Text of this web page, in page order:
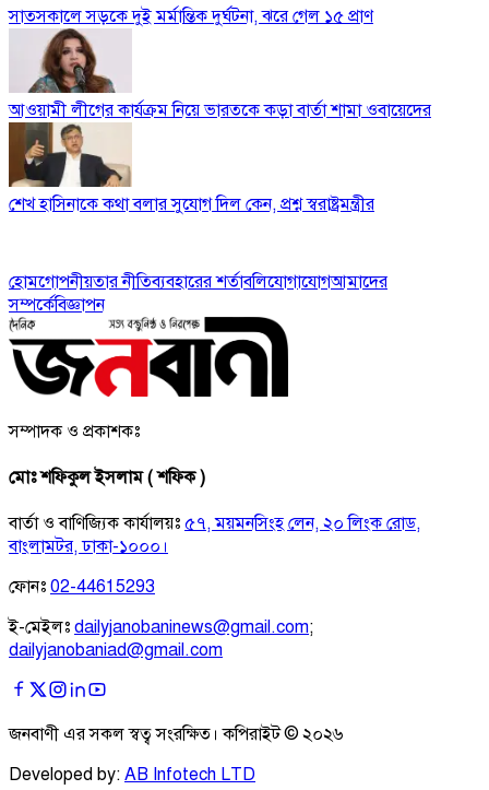
সাতসকালে সড়কে দুই মর্মান্তিক দুর্ঘটনা, ঝরে গেল ১৫ প্রাণ
আওয়ামী লীগের কার্যক্রম নিয়ে ভারতকে কড়া বার্তা শামা ওবায়েদের
শেখ হাসিনাকে কথা বলার সুযোগ দিল কেন, প্রশ্ন স্বরাষ্ট্রমন্ত্রীর
হোমগোপনীয়তার নীতিব্যবহারের শর্তাবলিযোগাযোগআমাদের
সম্পর্কেবিজ্ঞাপন
সম্পাদক ও প্রকাশকঃ
মোঃ শফিকুল ইসলাম ( শফিক )
বার্তা ও বাণিজ্যিক কার্যালয়ঃ ৫৭, ময়মনসিংহ লেন, ২০ লিংক রোড,
বাংলামটর, ঢাকা-১০০০।
ফোনঃ 02-44615293
ই-মেইলঃ dailyjanobaninews@gmail.com;
dailyjanobaniad@gmail.com
জনবাণী এর সকল স্বত্ব সংরক্ষিত। কপিরাইট © ২০২৬
Developed by: AB Infotech LTD